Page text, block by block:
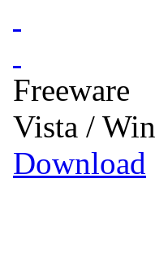
Freeware
Vista /
Download